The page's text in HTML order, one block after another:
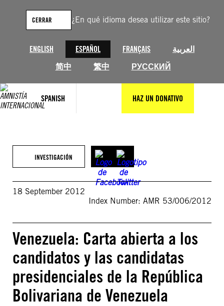
¿En qué idioma desea utilizar este sitio?
ENGLISH ESPAÑOL FRANÇAIS
العربية
简中
繁中 РУССКИЙ
CERRAR
SPANISH HAZ UN DONATIVO
contenido
INVESTIGACIÓN
18 September 2012
Index Number: AMR 53/006/2012
Venezuela: Carta abierta a los
candidatos y las candidatas
presidenciales de la República
Bolivariana de Venezuela